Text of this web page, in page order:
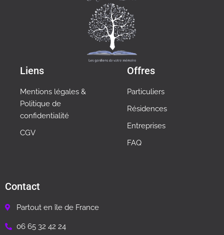
Liens
Mentions légales &
Politique de
confidentialité
CGV
Offres
Particuliers
Résidences
Entreprises
FAQ
Contact
Partout en île de France
06 65 32 42 24